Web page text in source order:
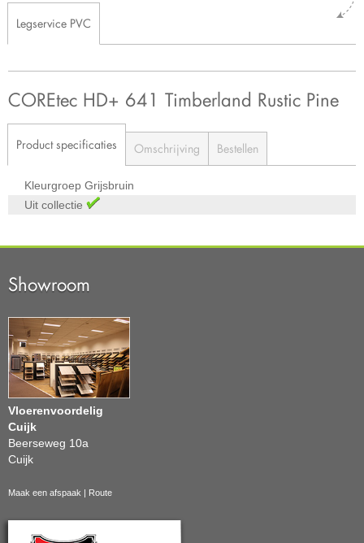
Legservice PVC
COREtec HD+ 641 Timberland Rustic Pine
Product specificaties Omschrijving Bestellen
Kleurgroep Grijsbruin
Uit collectie
Showroom
Vloerenvoordelig
Cuijk
Beerseweg 10a
Cuijk
Maak een afspaak Route